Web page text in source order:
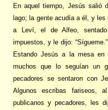
En aquel tiempo, Jesús salió
lago; la gente acudía a él, y les
a Leví, el de Alfeo,
impuestos, y le dijo:
Estando Jesús a la mesa
muchos que lo seguían un
pecadores se sentaron con
Algunos escribas fariseos,
publicanos y pecadores, les